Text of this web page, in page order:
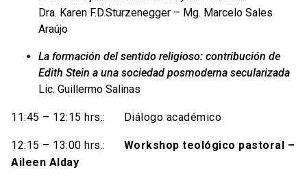
Dra. Karen F.D.Sturzenegger – Mg. Marcelo Sales
Araújo
La formación del sentido religioso: contribución de
Edith Stein a una sociedad posmoderna secularizada
Lic. Guillermo Salinas
11:45 – 12:15 hrs.: Diálogo académico
12:15 – 13:00 hrs.: Workshop teológico pastoral –
Aileen Alday